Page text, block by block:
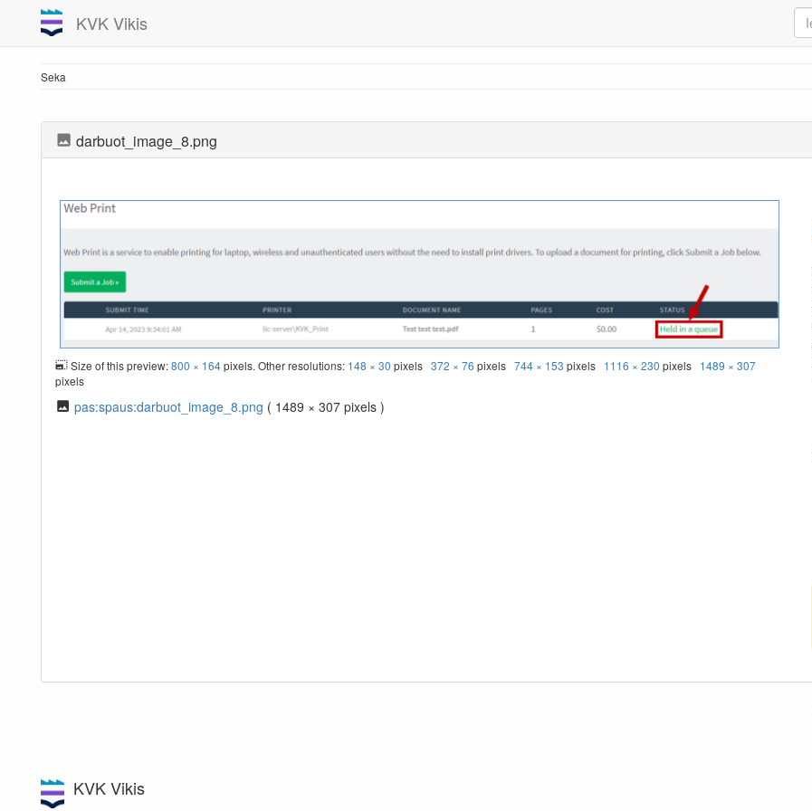
KVK Vikis
Seka
darbuot_image_8.png
Size of this preview:800 × 164pixels. Other resolutions: 148 × 30 pixels372 × 76 pixels744 × 153 pixels 1116 × 230 pixels 1489 × 307
pixels
pas:spaus:darbuot_image_8.png ( 1489 × 307 pixels )
KVK Vikis